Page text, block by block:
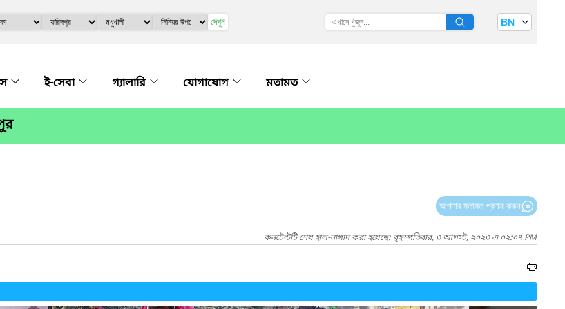
দেখুন BN
ই-সেবা গ্যালারি যোগাযোগ মতামত
আপনার মতামত প্রদান করুন
কনটেন্টটি শেষ হাল-নাগাদ করা হয়েছে: বৃহস্পতিবার, ৩ আগস্ট, ২০২৩ এ ০২:০৭ PM